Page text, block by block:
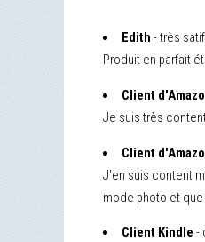
Edith - très
Produit en parfait
Client
Je suis très
Client
J'en suis content
mode photo et
Client Kindle -